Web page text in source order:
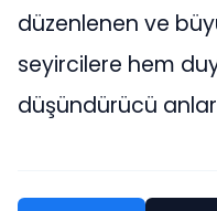
düzenlenen ve
seyircilere hem
düşündürücü